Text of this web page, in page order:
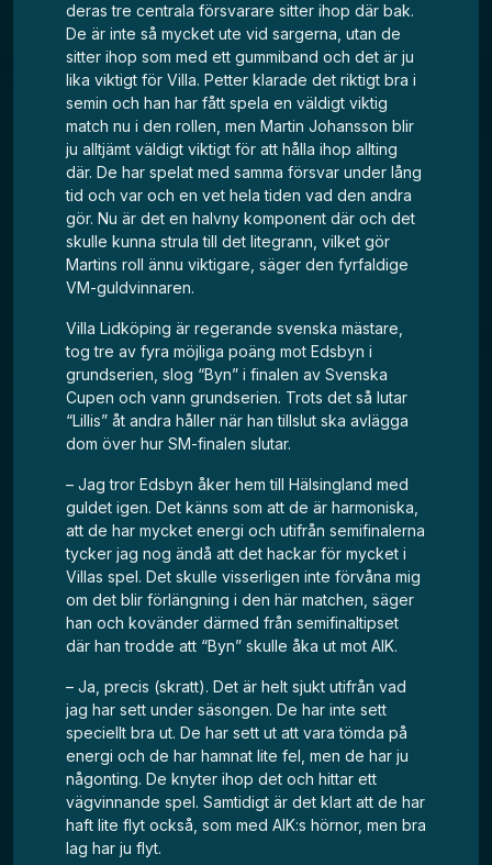
deras tre centrala försvarare sitter ihop där bak.
De är inte så mycket ute vid sargerna, utan de
sitter ihop som med ett gummiband och det är ju
lika viktigt för Villa. Petter klarade det riktigt bra i
semin och han har fått spela en väldigt viktig
match nu i den rollen, men Martin Johansson blir
ju alltjämt väldigt viktigt för att hålla ihop allting
där. De har spelat med samma försvar under lång
tid och var och en vet hela tiden vad den andra
gör. Nu är det en halvny komponent där och det
skulle kunna strula till det litegrann, vilket gör
Martins roll ännu viktigare, säger den fyrfaldige
VM-guldvinnaren.
Villa Lidköping är regerande svenska mästare,
tog tre av fyra möjliga poäng mot Edsbyn i
grundserien, slog “Byn” i finalen av Svenska
Cupen och vann grundserien. Trots det så lutar
“Lillis” åt andra håller när han tillslut ska avlägga
dom över hur SM-finalen slutar.
– Jag tror Edsbyn åker hem till Hälsingland med
guldet igen. Det känns som att de är harmoniska,
att de har mycket energi och utifrån semifinalerna
tycker jag nog ändå att det hackar för mycket i
Villas spel. Det skulle visserligen inte förvåna mig
om det blir förlängning i den här matchen, säger
han och kovänder därmed från semifinaltipset
där han trodde att “Byn” skulle åka ut mot AIK.
– Ja, precis (skratt). Det är helt sjukt utifrån vad
jag har sett under säsongen. De har inte sett
speciellt bra ut. De har sett ut att vara tömda på
energi och de har hamnat lite fel, men de har ju
någonting. De knyter ihop det och hittar ett
vägvinnande spel. Samtidigt är det klart att de har
haft lite flyt också, som med AIK:s hörnor, men bra
lag har ju flyt.